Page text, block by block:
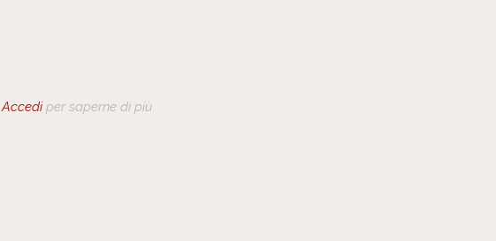
Accediper saperne di più